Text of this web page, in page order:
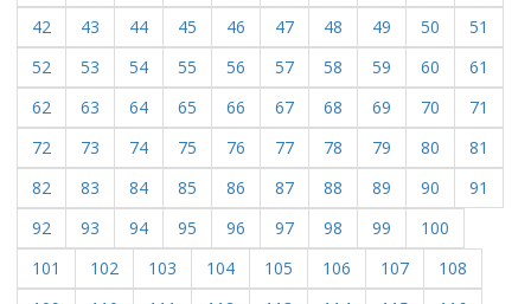
42
43 44 45 46 47 48 49 50
51
52
53 54 55 56 57 58 59 60
61
62
63 64 65 66 67 68 69 70
71
72
73 74 75 76 77 78 79 80
81
82
83 84 85 86 87 88 89 90
91
92
93 94 95 96 97 98 99
100
101
102 103 104 105 106 107
108